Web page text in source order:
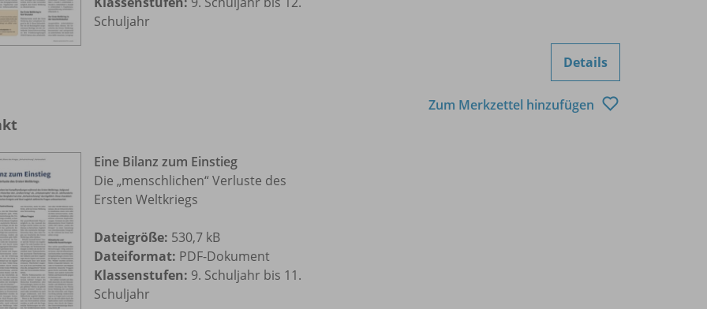
Schuljahr
Details
Zum Merkzettel hinzufügen
Eine Bilanz zum Einstieg
Die „menschlichen“ Verluste des
Ersten Weltkriegs
Dateigröße: 530,7 kB
Dateiformat: PDF-Dokument
Klassenstufen: 9. Schuljahr bis 11.
Schuljahr